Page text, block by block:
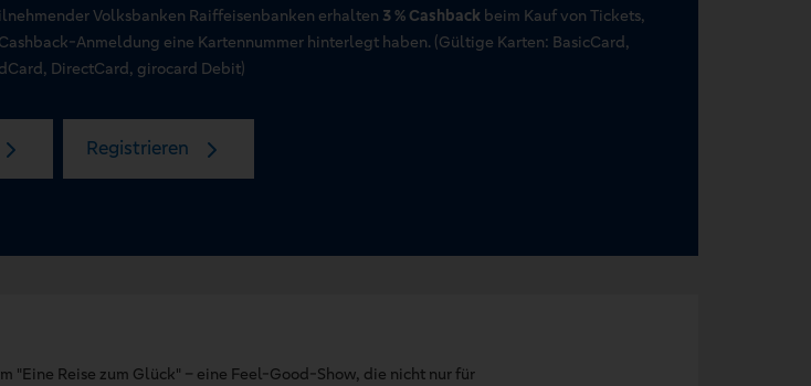
Volksbanken Raiffeisenbanken erhalten 3 % Cashbackbeim Kauf von Tickets,
Anmeldung eine Kartennummer hinterlegt haben. (Gültige Karten: BasicCard,
DirectCard, girocard Debit)
Registrieren
"Eine Reise zum Glück" – eine Feel-Good-Show, die nicht nur für